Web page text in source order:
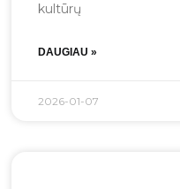
kultūrų
DAUGIAU »
2026-01-07